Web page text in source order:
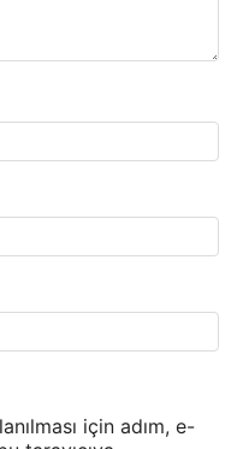
için adım, e-